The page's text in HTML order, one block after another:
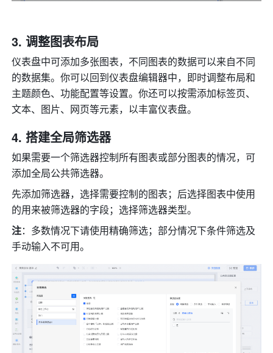
调整图表布局
仪表盘中可添加多张图表，不同图表的数据可以来自不同
的数据集。你可以回到仪表盘编辑器中，即时调整布局和
主题颜色、功能配置等设置。你还可以按需添加标签页、
文本、图片、网页等元素，以丰富仪表盘。
搭建全局筛选器
如果需要一个筛选器控制所有图表或部分图表的情况，可
添加全局公共筛选器。
先添加筛选器，选择需要控制的图表；后选择图表中使用
的用来被筛选器的字段；选择筛选器类型。
注：多数情况下请使用精确筛选；部分情况下条件筛选及
手动输入不可用。